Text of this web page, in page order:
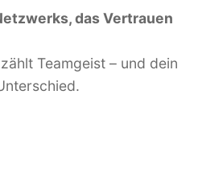
das Vertrauen
Teamgeist – und dein